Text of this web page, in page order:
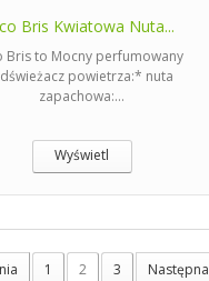
Bris Kwiatowa Nuta...
Bris to Mocny perfumowany
powietrza:* nuta
zapachowa:...
Wyświetl
1 2 3 Następna